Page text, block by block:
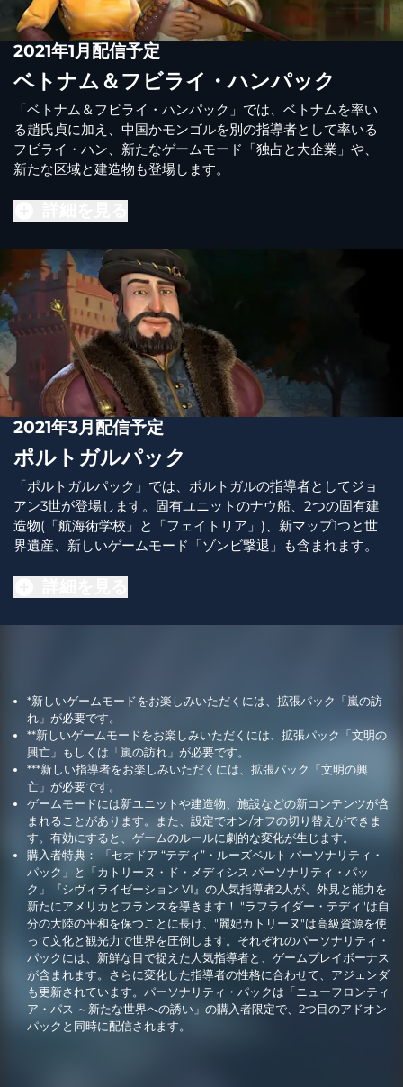
2021年1月配信予定
ベトナム＆フビライ・ハンパック
「ベトナム＆フビライ・ハンパック」では、ベトナムを率い
る趙氏貞に加え、中国かモンゴルを別の指導者として率いる
フビライ・ハン、新たなゲームモード「独占と大企業」や、
新たな区域と建造物も登場します。
2021年3月配信予定
ポルトガルパック
「ポルトガルパック」では、ポルトガルの指導者としてジョ
アン3世が登場します。固有ユニットのナウ船、2つの固有建
造物(「航海術学校」と「フェイトリア」)、新マップ1つと世
界遺産、新しいゲームモード「ゾンビ撃退」も含まれます。
*新しいゲームモードをお楽しみいただくには、拡張パック「嵐の訪
れ」が必要です。
**新しいゲームモードをお楽しみいただくには、拡張パック「文明の
興亡」もしくは「嵐の訪れ」が必要です。
***新しい指導者をお楽しみいただくには、拡張パック「文明の興
亡」が必要です。
ゲームモードには新ユニットや建造物、施設などの新コンテンツが含
まれることがあります。また、設定でオン/オフの切り替えができま
す。有効にすると、ゲームのルールに劇的な変化が生じます。
購入者特典： 「セオドア “テディ”・ルーズベルト パーソナリティ・
パック」と「カトリーヌ・ド・メディシス パーソナリティ・パッ
ク」『シヴィライゼーション VI』の人気指導者2人が、外見と能力を
新たにアメリカとフランスを導きます！ "ラフライダー・テディ"は自
分の大陸の平和を保つことに長け、"麗妃カトリーヌ"は高級資源を使
って文化と観光力で世界を圧倒します。それぞれのパーソナリティ・
パックには、新鮮な目で捉えた人気指導者と、ゲームプレイボーナス
が含まれます。さらに変化した指導者の性格に合わせて、アジェンダ
も更新されています。パーソナリティ・パックは「ニューフロンティ
ア・パス ～新たな世界への誘い」の購入者限定で、2つ目のアドオン
パックと同時に配信されます。